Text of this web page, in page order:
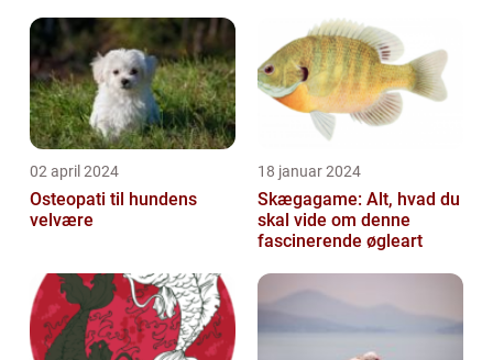
02 april 2024
Osteopati til hundens
velvære
18 januar 2024
Skægagame: Alt, hvad du
skal vide om denne
fascinerende øgleart